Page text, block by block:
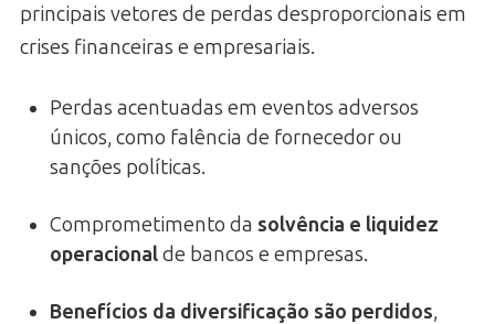
principais vetores de perdas desproporcionais em
crises financeiras e empresariais.
Perdas acentuadas em eventos adversos
únicos, como falência de fornecedor ou
sanções políticas.
Comprometimento da solvência e liquidez
operacionalde bancos e empresas.
Benefícios da diversificação são perdidos,